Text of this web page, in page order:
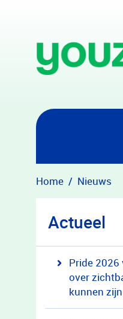
Home Nieuws
Actueel
Pride 2026
over
kunnen zijn